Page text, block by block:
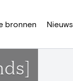
bronnen Nieuws